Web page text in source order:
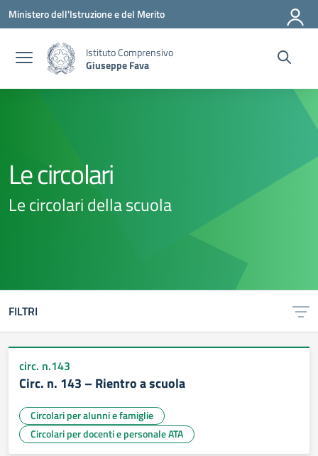
Vai ai contenuti
Vai al menu di navigazione
Vai al footer
Ministero dell'Istruzione e del Merito
Istituto Comprensivo
Giuseppe Fava
Le circolari
Le circolari della scuola
FILTRI
circ. n.143
Circ. n. 143 – Rientro a scuola
Circolari per alunni e famiglie
Circolari per docenti e personale ATA